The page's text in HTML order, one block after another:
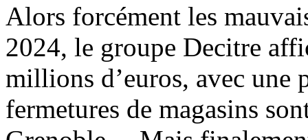
Alors forcément les
2024, le groupe Decitre
millions d’euros, avec une
fermetures de magasins